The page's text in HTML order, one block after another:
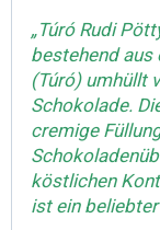
„Túró Rudi
bestehend aus
(Túró) umhüllt
Schokolade.
cremige
köstlichen
ist ein